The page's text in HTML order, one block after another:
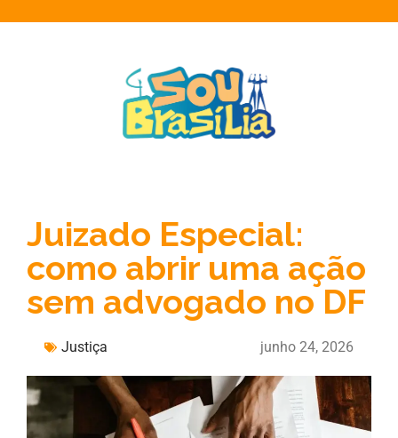
Juizado Especial:
como abrir uma ação
sem advogado no DF
Justiça junho 24, 2026